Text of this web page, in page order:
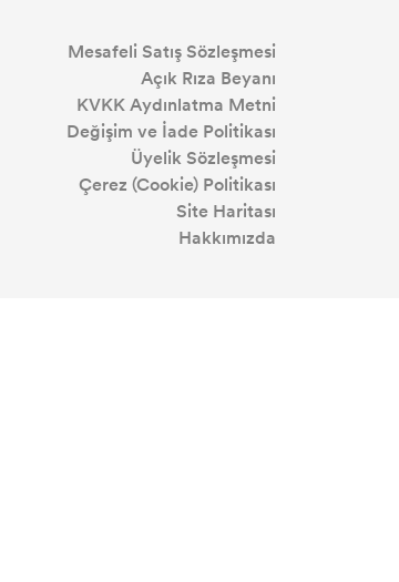
Mesafeli Satış Sözleşmesi
Açık Rıza Beyanı
KVKK Aydınlatma Metni
Değişim ve İade Politikası
Üyelik Sözleşmesi
Çerez (Cookie) Politikası
Site Haritası
Hakkımızda